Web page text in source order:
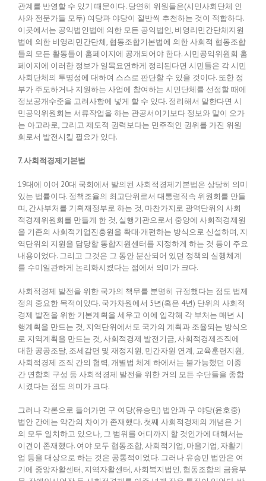
관계를 반영할 수 있기 때문이다. 당연히 위원들은(시민사회단체 인
사와 전문가들 모두) 여당과 야당이 절반씩 추천하는 것이 적합하다.
이곳에서는 공익법인법에 의한 모든 공익법인, 비영리민간단체지원
법에 의한 비영리민간단체, 협동조합기본법에 의한 사회적 협동조합
들의 모든 활동들이 홈페이지에 공개되어야 한다. 시민공익위원회 홈
페이지에 이러한 정보가 일목요연하게 정리된다면 시민들은 각 시민
사회단체의 투명성에 대하여 스스로 판단할 수 있을 것이다. 또한 정
부가 주도하거나 지원하는 사업에 참여하는 시민단체를 선정할 때에
정보공개수준을 고려사항에 넣게 할 수 있다. 정리해서 말한다면 시
민공익위원회는 서류작업을 하는 관공서이기보다 정보와 말이 오가
는 아고라로, 그리고 제도적 권력보다는 민주적인 권위를 가진 위원
회로서 발전시킬 필요가 있다.
7. 사회적경제기본법
19대에 이어 20대 국회에서 발의된 사회적경제기본법은 상당히 의미
있는 법률이다. 정책조율의 최고단위로서 대통령직속 위원회를 만들
며, 간사부처를 기획재정부로 하는 것, 마찬가지로 광역단위의 사회
적경제위원회를 만들게 한 것, 실행기관으로서 중앙에 사회적경제원
을 기존의 사회적기업진흥원을 확대·개편하는 방식으로 신설하며, 지
역단위의 지원을 담당할 통합지원센터를 지정하게 하는 것 등이 주요
내용이었다. 그리고 그것은 그 동안 분산되어 있던 정책의 실행체계
를 수미일관하게 논리화시켰다는 점에서 의미가 크다.
사회적경제 발전을 위한 국가의 책무를 분명히 규정했다는 점도 법제
정의 중요한 목적이었다. 국가차원에서 5년(혹은 4년) 단위의 사회적
경제 발전을 위한 기본계획을 세우고 이에 입각해 각 부처는 매년 시
행계획을 만드는 것, 지역단위에서도 국가의 계획과 조율되는 방식으
로 지역계획을 만드는 것, 사회적경제 발전기금, 사회적경제조직에
대한 공공조달, 조세감면 및 재정지원, 민간자원 연계, 교육훈련지원,
사회적경제 조직 간의 협력, 개별법 체계 하에서는 불가능했던 이종
간 연합회 구성 등 사회적경제 발전을 위한 거의 모든 수단들을 종합
시켰다는 점도 의미가 크다.
그러나 각론으로 들어가면 구 여당(유승민) 법안과 구 야당(윤호중)
법안 간에는 약간의 차이가 존재했다. 첫째 사회적경제의 개념은 거
의 모두 일치하고 있으나, 그 범위를 어디까지 할 것인가에 대해서는
이견이 존재했다. 여야 모두 협동조합, 사회적기업, 마을기업, 자활기
업 등을 대상으로 하는 것은 공통적이었다. 그러나 유승민 법안은 여
기에 중앙자활센터, 지역자활센터, 사회복지법인, 협동조합의 금융부